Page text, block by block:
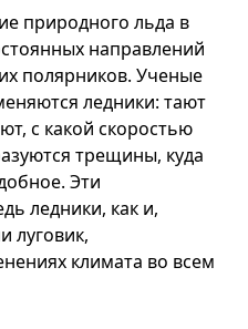
природного льда в
направлений
полярников. Ученые
ледники: тают
с какой скоростью
трещины, куда
Эти
ледники, как и,
луговик,
климата во всем